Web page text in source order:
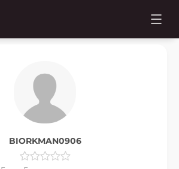
BIORKMAN0906